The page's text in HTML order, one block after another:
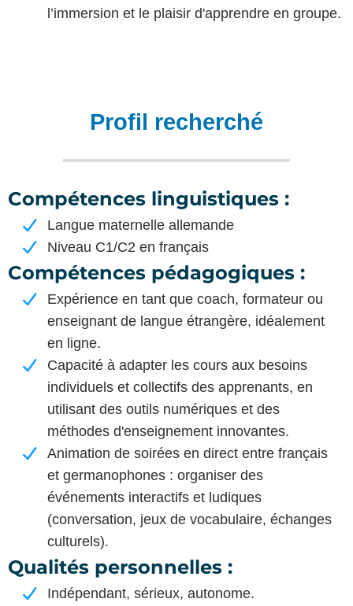
l’immersion et le plaisir d'apprendre en groupe.
Profil recherché
Compétences linguistiques :
Langue maternelle allemande
Niveau C1/C2 en français
Compétences pédagogiques :
Expérience en tant que coach, formateur ou
enseignant de langue étrangère, idéalement
en ligne.
Capacité à adapter les cours aux besoins
individuels et collectifs des apprenants, en
utilisant des outils numériques et des
méthodes d'enseignement innovantes.
Animation de soirées en direct entre français
et germanophones : organiser des
événements interactifs et ludiques
(conversation, jeux de vocabulaire, échanges
culturels).
Qualités personnelles :
Indépendant, sérieux, autonome.